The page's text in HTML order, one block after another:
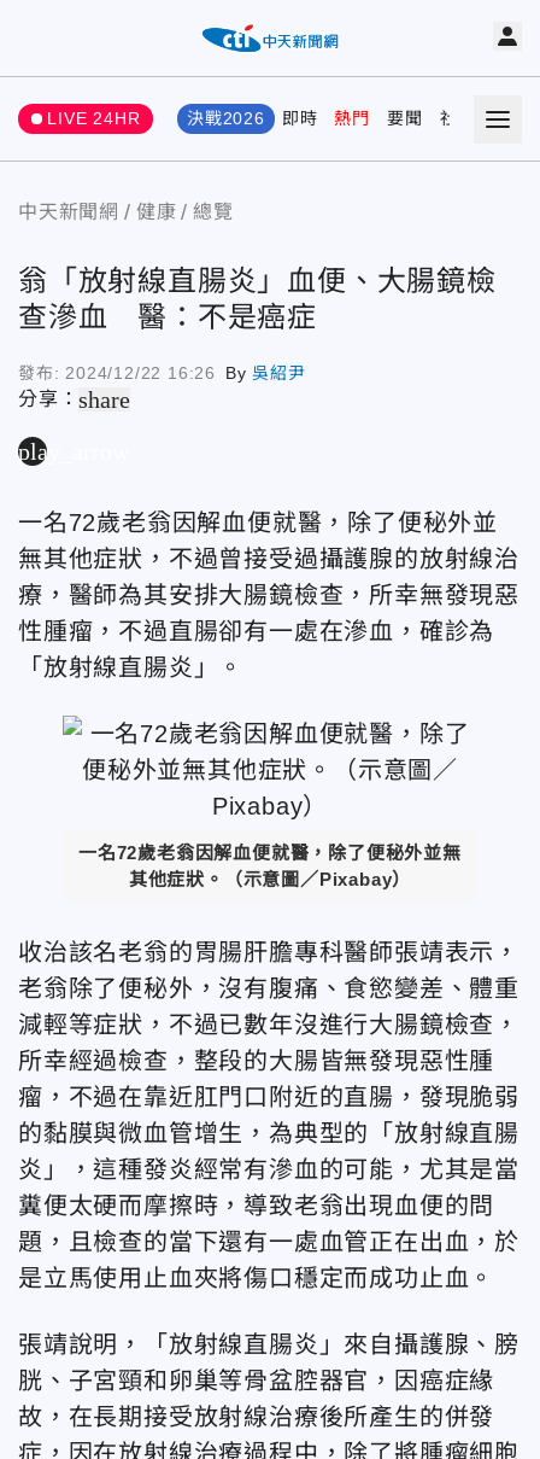
LIVE 24HR 決戰2026 即時 熱門 要聞 社會 娛樂
中天新聞網 健康 總覽
翁「放射線直腸炎」血便、大腸鏡檢
查滲血 醫：不是癌症
發布: 2024/12/22 16:26 By吳紹尹
分享：share
play_arrow
一名72歲老翁因解血便就醫，除了便秘外並
無其他症狀，不過曾接受過攝護腺的放射線治
療，醫師為其安排大腸鏡檢查，所幸無發現惡
性腫瘤，不過直腸卻有一處在滲血，確診為
「放射線直腸炎」。
一名72歲老翁因解血便就醫，除了便秘外並無
其他症狀。（示意圖／Pixabay）
收治該名老翁的胃腸肝膽專科醫師張靖表示，
老翁除了便秘外，沒有腹痛、食慾變差、體重
減輕等症狀，不過已數年沒進行大腸鏡檢查，
所幸經過檢查，整段的大腸皆無發現惡性腫
瘤，不過在靠近肛門口附近的直腸，發現脆弱
的黏膜與微血管增生，為典型的「放射線直腸
炎」，這種發炎經常有滲血的可能，尤其是當
糞便太硬而摩擦時，導致老翁出現血便的問
題，且檢查的當下還有一處血管正在出血，於
是立馬使用止血夾將傷口穩定而成功止血。
張靖說明，「放射線直腸炎」來自攝護腺、膀
胱、子宮頸和卵巢等骨盆腔器官，因癌症緣
故，在長期接受放射線治療後所產生的併發
症，因在放射線治療過程中，除了將腫瘤細胞